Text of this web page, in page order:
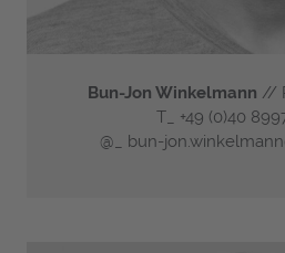
Bun-Jon Winkelmann //
T_ +49 (0)40
@_ bun-